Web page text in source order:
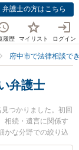
弁護士の方はこちら
履歴 マイリスト ログイン
府中市で法律相談で
弁護士
つかりました。初回
相続・遺言に関係す
かな分野での絞り込
田 真明弁護士や木村